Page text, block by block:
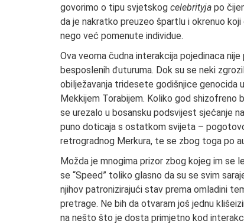
govorimo o tipu svjetskog celebrityja po
da je nakratko preuzeo špartlu i okrenuo
nego već pomenute individue.
Ova veoma čudna interakcija pojedinaca
besposlenih đuturuma. Dok su se neki
obilježavanja tridesete godišnjice genocida
Mekkijem Torabijem. Koliko god
se urezalo u bosansku podsvijest sjećanje
puno doticaja s ostatkom svijeta –
retrogradnog Merkura, te se zbog toga po
Možda je mnogima prizor zbog kojeg im se
se “Speed” toliko glasno da su se svim
njihov patronizirajući stav prema omladini
pretrage. Ne bih da otvaram još jednu
na nešto što je dosta primjetno kod